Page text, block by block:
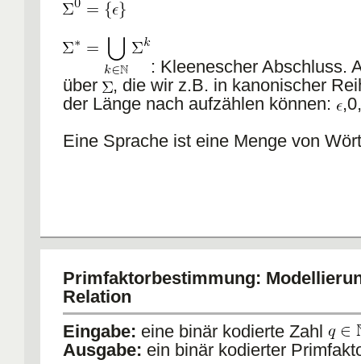
: Kleenescher Abschluss.
über
, die wir z.B. in kanonischer
der Länge nach aufzählen können:
Eine Sprache ist eine Menge von
Primfaktorbestimmung:
Relation
Eingabe: eine binär kodierte Zahl
Ausgabe: ein binär kodierter